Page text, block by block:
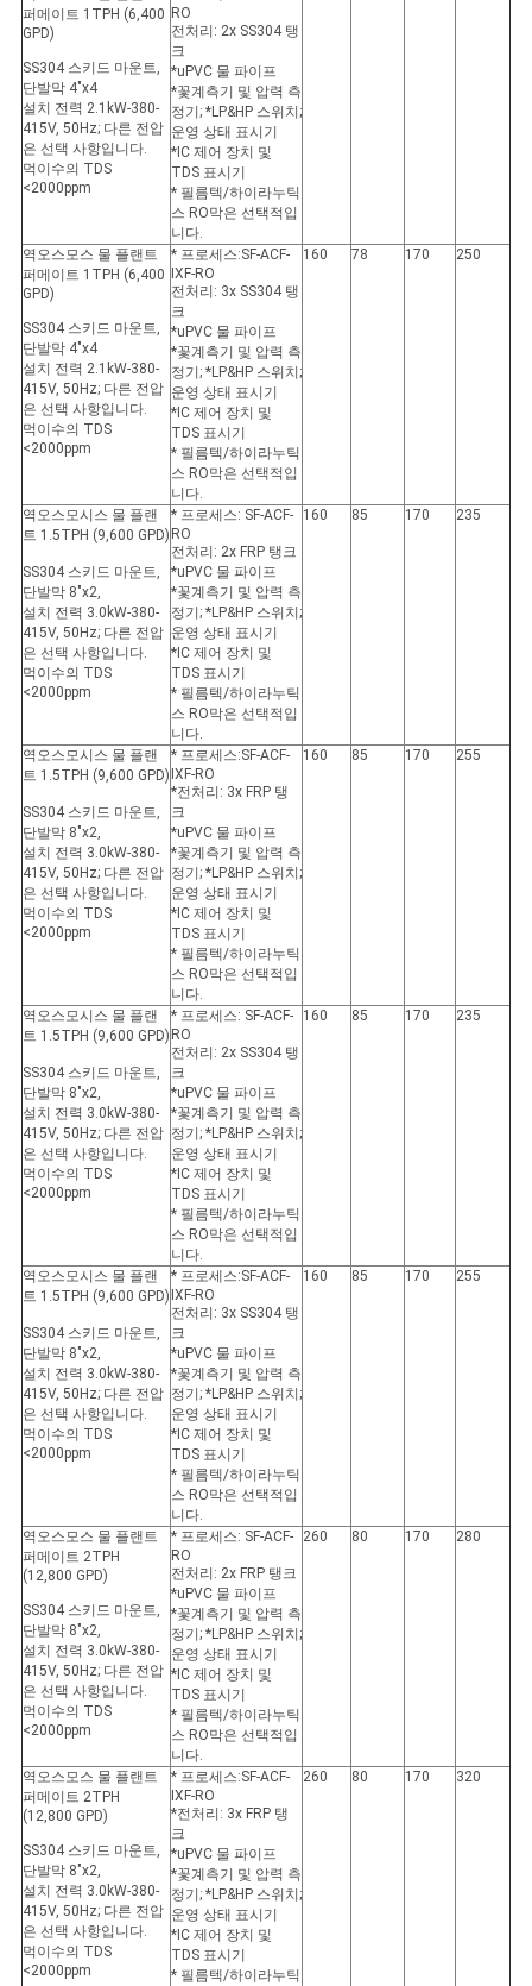
퍼메이트 1TPH (6,400
GPD)
SS304 스키드 마운트,
단발막 4"x4
설치 전력 2.1kW-380-
415V, 50Hz; 다른 전압
은 선택 사항입니다.
먹이수의 TDS
<2000ppm
RO
전처리: 2x SS304 탱
크
*uPVC 물 파이프
*꽃계측기 및 압력 측
정기; *LP&HP 스위치;
운영 상태 표시기
*IC 제어 장치 및
TDS 표시기
* 필름텍/하이라누틱
스 RO막은 선택적입
니다.
역오스모스 물 플랜트
퍼메이트 1TPH (6,400
GPD)
SS304 스키드 마운트,
단발막 4"x4
설치 전력 2.1kW-380-
415V, 50Hz; 다른 전압
은 선택 사항입니다.
먹이수의 TDS
<2000ppm
* 프로세스:SF-ACF-
IXF-RO
전처리: 3x SS304 탱
크
*uPVC 물 파이프
*꽃계측기 및 압력 측
정기; *LP&HP 스위치;
운영 상태 표시기
*IC 제어 장치 및
TDS 표시기
* 필름텍/하이라누틱
스 RO막은 선택적입
니다.
160 78 170 250
역오스모시스 물 플랜
트 1.5TPH (9,600 GPD)
SS304 스키드 마운트,
단발막 8"x2,
설치 전력 3.0kW-380-
415V, 50Hz; 다른 전압
은 선택 사항입니다.
먹이수의 TDS
<2000ppm
* 프로세스: SF-ACF-
RO
전처리: 2x FRP 탱크
*uPVC 물 파이프
*꽃계측기 및 압력 측
정기; *LP&HP 스위치;
운영 상태 표시기
*IC 제어 장치 및
TDS 표시기
* 필름텍/하이라누틱
스 RO막은 선택적입
니다.
160 85 170 235
역오스모시스 물 플랜
트 1.5TPH (9,600 GPD)
SS304 스키드 마운트,
단발막 8"x2,
설치 전력 3.0kW-380-
415V, 50Hz; 다른 전압
은 선택 사항입니다.
먹이수의 TDS
<2000ppm
* 프로세스:SF-ACF-
IXF-RO
*전처리: 3x FRP 탱
크
*uPVC 물 파이프
*꽃계측기 및 압력 측
정기; *LP&HP 스위치;
운영 상태 표시기
*IC 제어 장치 및
TDS 표시기
* 필름텍/하이라누틱
스 RO막은 선택적입
니다.
160 85 170 255
역오스모시스 물 플랜
트 1.5TPH (9,600 GPD)
SS304 스키드 마운트,
단발막 8"x2,
설치 전력 3.0kW-380-
415V, 50Hz; 다른 전압
은 선택 사항입니다.
먹이수의 TDS
<2000ppm
* 프로세스: SF-ACF-
RO
전처리: 2x SS304 탱
크
*uPVC 물 파이프
*꽃계측기 및 압력 측
정기; *LP&HP 스위치;
운영 상태 표시기
*IC 제어 장치 및
TDS 표시기
* 필름텍/하이라누틱
스 RO막은 선택적입
니다.
160 85 170 235
역오스모시스 물 플랜
트 1.5TPH (9,600 GPD)
SS304 스키드 마운트,
단발막 8"x2,
설치 전력 3.0kW-380-
415V, 50Hz; 다른 전압
은 선택 사항입니다.
먹이수의 TDS
<2000ppm
* 프로세스:SF-ACF-
IXF-RO
전처리: 3x SS304 탱
크
*uPVC 물 파이프
*꽃계측기 및 압력 측
정기; *LP&HP 스위치;
운영 상태 표시기
*IC 제어 장치 및
TDS 표시기
* 필름텍/하이라누틱
스 RO막은 선택적입
니다.
160 85 170 255
역오스모스 물 플랜트
퍼메이트 2TPH
(12,800 GPD)
SS304 스키드 마운트,
단발막 8"x2,
설치 전력 3.0kW-380-
415V, 50Hz; 다른 전압
은 선택 사항입니다.
먹이수의 TDS
<2000ppm
* 프로세스: SF-ACF-
RO
전처리: 2x FRP 탱크
*uPVC 물 파이프
*꽃계측기 및 압력 측
정기; *LP&HP 스위치;
운영 상태 표시기
*IC 제어 장치 및
TDS 표시기
* 필름텍/하이라누틱
스 RO막은 선택적입
니다.
260 80 170 280
역오스모스 물 플랜트
퍼메이트 2TPH
(12,800 GPD)
SS304 스키드 마운트,
단발막 8"x2,
설치 전력 3.0kW-380-
415V, 50Hz; 다른 전압
은 선택 사항입니다.
먹이수의 TDS
<2000ppm
* 프로세스:SF-ACF-
IXF-RO
*전처리: 3x FRP 탱
크
*uPVC 물 파이프
*꽃계측기 및 압력 측
정기; *LP&HP 스위치;
운영 상태 표시기
*IC 제어 장치 및
TDS 표시기
* 필름텍/하이라누틱
260 80 170 320